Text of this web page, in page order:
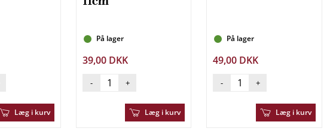
Læg i kurv
På lager
39,00 DKK
- +
Læg i kurv
På lager
49,00 DKK
- +
Læg i kurv